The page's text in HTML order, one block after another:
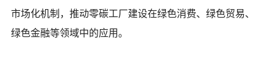
市场化机制，推动零碳工厂建设在绿色消费、绿色贸易、
绿色金融等领域中的应用。